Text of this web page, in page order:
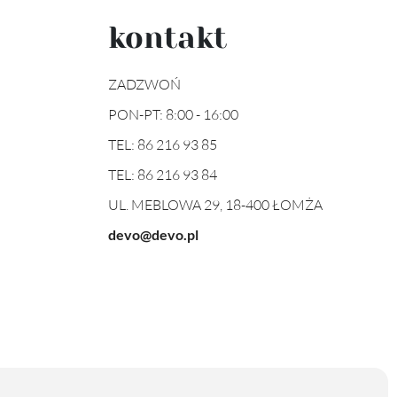
kontakt
ZADZWOŃ
PON-PT: 8:00 - 16:00
TEL: 86 216 93 85
TEL: 86 216 93 84
UL. MEBLOWA 29, 18-400 ŁOMŻA
devo@devo.pl